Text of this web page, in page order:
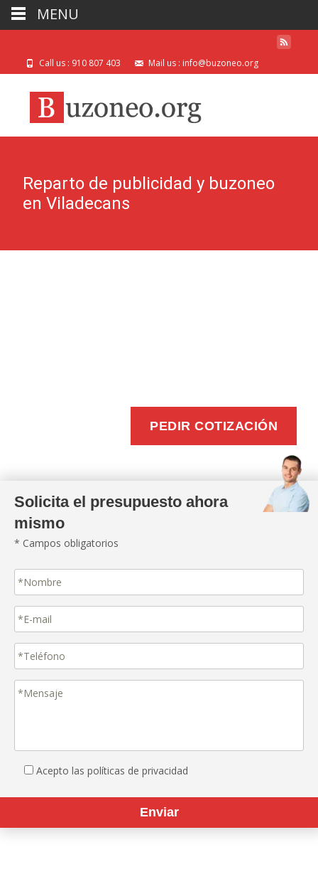
Call us : 910 807 403 Mail us : info@buzoneo.org
Reparto de publicidad y buzoneo
en Viladecans
PEDIR COTIZACIÓN
Solicita el presupuesto ahora
mismo
* Campos obligatorios
Acepto las políticas de privacidad
MENU